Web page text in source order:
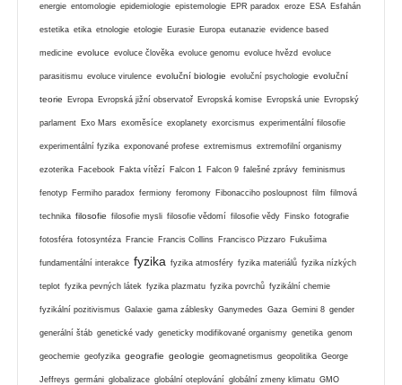
energie entomologie epidemiologie epistemologie EPR paradox eroze ESA Esfahán
estetika etika etnologie etologie Eurasie Europa eutanazie evidence based
medicine evoluce evoluce člověka evoluce genomu evoluce hvězd evoluce
parasitismu evoluce virulence evoluční biologie evoluční psychologie evoluční
teorie Evropa Evropská jižní observatoř Evropská komise Evropská unie Evropský
parlament Exo Mars exoměsíce exoplanety exorcismus experimentální filosofie
experimentální fyzika exponované profese extremismus extremofilní organismy
ezoterika Facebook Fakta vítězí Falcon 1 Falcon 9 falešné zprávy feminismus
fenotyp Fermiho paradox fermiony feromony Fibonacciho posloupnost film filmová
technika filosofie filosofie mysli filosofie vědomí filosofie vědy Finsko fotografie
fotosféra fotosyntéza Francie Francis Collins Francisco Pizzaro Fukušima
fundamentální interakce fyzika fyzika atmosféry fyzika materiálů fyzika nízkých
teplot fyzika pevných látek fyzika plazmatu fyzika povrchů fyzikální chemie
fyzikální pozitivismus Galaxie gama záblesky Ganymedes Gaza Gemini 8 gender
generální štáb genetické vady geneticky modifikované organismy genetika genom
geochemie geofyzika geografie geologie geomagnetismus geopolitika George
Jeffreys germáni globalizace globální oteplování globální zmeny klimatu GMO